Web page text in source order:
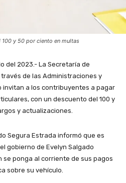
y 50 por ciento en multas
del 2023.- La Secretaría de
de las Administraciones y
invitan a los contribuyentes a pagar
con un descuento del 100 y
y actualizaciones.
Segura Estrada informó que es
gobierno de Evelyn Salgado
se ponga al corriente de sus pagos
sobre su vehículo.